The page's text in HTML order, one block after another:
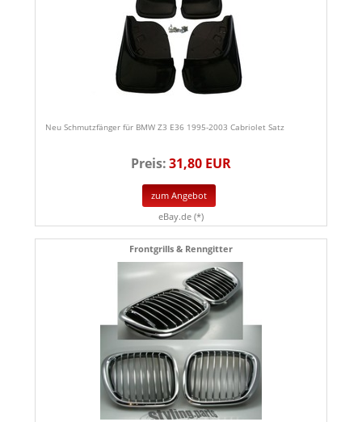
Neu Schmutzfänger für BMW Z3 E36 1995-2003 Cabriolet Satz
Preis:31,80 EUR
zum Angebot
eBay.de (*)
Frontgrills & Renngitter